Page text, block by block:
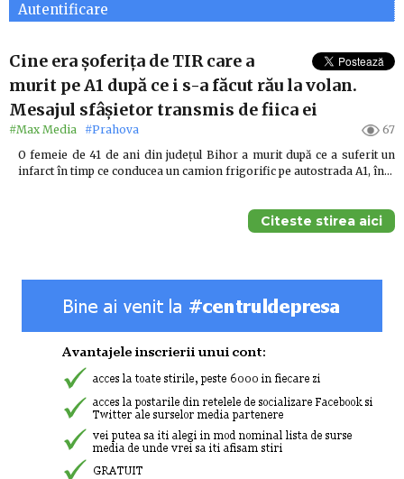
Autentificare
Cine era șoferița de TIR care a
murit pe A1 după ce i s-a făcut rău la volan.
Mesajul sfâșietor transmis de fiica ei
#Max Media #Prahova
67
O femeie de 41 de ani din județul Bihor a murit după ce a suferit un
infarct în timp ce conducea un camion frigorific pe autostrada A1, în…
Citeste stirea aici